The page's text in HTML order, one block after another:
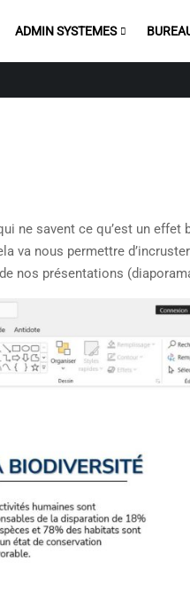
ADMIN SYSTEMES
ne savent ce qu’est un effet
va nous permettre
nos présentations